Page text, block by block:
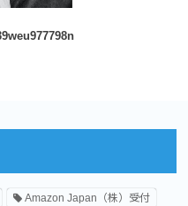
Amazon Japan（株）受付